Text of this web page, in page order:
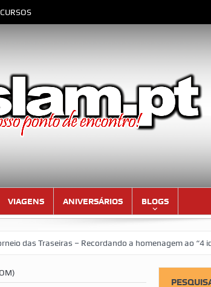
VIAGENS ANIVERSÁRIOS BLOGS
Traseiras – Recordando a homenagem ao “4 ideal”